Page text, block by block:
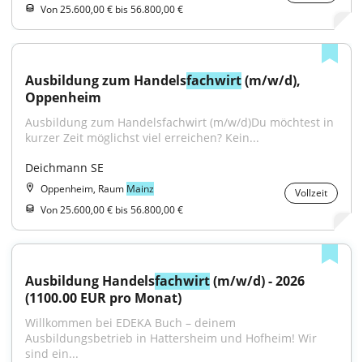
Von 25.600,00 € bis 56.800,00 €
Ausbildung zum Handelsfachwirt (m/w/d),
Oppenheim
Ausbildung zum Handelsfachwirt (m/w/d)Du möchtest in
kurzer Zeit möglichst viel erreichen? Kein...
Deichmann SE
Oppenheim, Raum Mainz
Vollzeit
Von 25.600,00 € bis 56.800,00 €
Ausbildung Handelsfachwirt (m/w/d) - 2026
(1100.00 EUR pro Monat)
Willkommen bei EDEKA Buch – deinem
Ausbildungsbetrieb in Hattersheim und Hofheim! Wir
sind ein...